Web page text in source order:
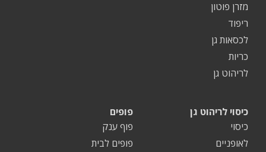
מזרן פוטון
ריפוד
לכסאות גן
כריות
לריהוט גן
פופים
פוף ענק
פופים לבית
כיסוי לריהוט גן
כיסוי
לאופניים